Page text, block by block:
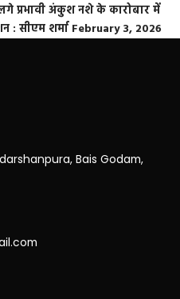
लगे प्रभावी अंकुश नशे के कारोबार में
: सीएम शर्मा February 3, 2026
Bais Godam,